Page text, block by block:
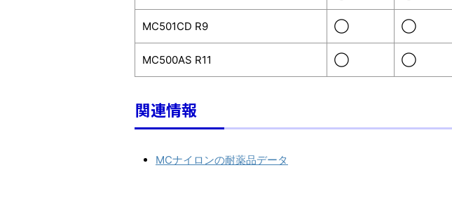
MC501CD R9 ◯ ◯
MC500AS R11 ◯ ◯
関連情報
MCナイロンの耐薬品データ